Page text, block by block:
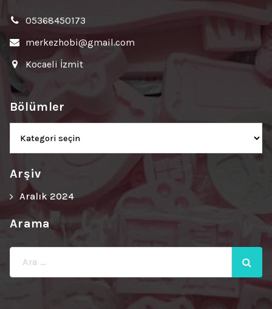
05368450173
merkezhobi@gmail.com
Kocaeli İzmit
Bölümler
Bölümler
Arşiv
Aralık 2024
Arama
Ara: